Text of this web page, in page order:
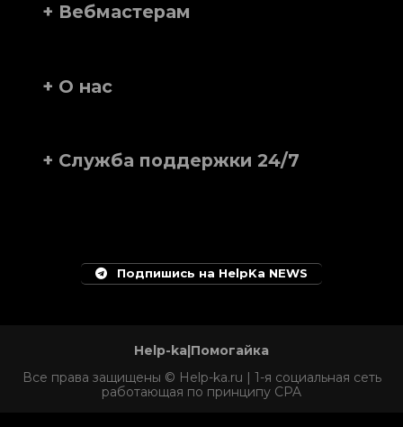
+ Вебмастерам
+ О нас
+ Служба поддержки 24/7
Подпишись на HelpKa NEWS
Help-ka|Помогайка
Все права защищены © Help-ka.ru | 1-я социальная сеть
работающая по принципу CPA